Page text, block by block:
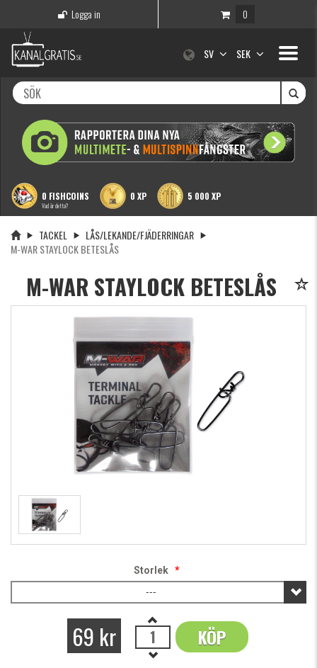
Logga in 0
Toggle
SV SEK
0 FISHCOINS
Vad är detta?
0 XP 5 000 XP
TACKEL
LÅS/LEKANDE/FJÄDERRINGAR
M-WAR STAYLOCK BETESLÅS
M-WAR STAYLOCK BETESLÅS
Storlek *
---
69 kr KÖP
OK